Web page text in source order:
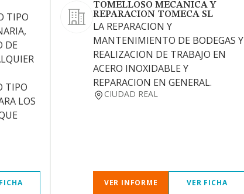
TIPO
DE
TIPO
LOS
TOMELLOSO MECANICA Y
REPARACION TOMECA SL
LA REPARACION Y
MANTENIMIENTO DE BODEGAS Y
REALIZACION DE TRABAJO EN
ACERO INOXIDABLE Y
REPARACION EN GENERAL.
CIUDAD REAL
VER INFORME VER FICHA